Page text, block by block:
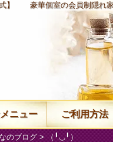
】 豪華個室の会員制隠れ
のブログ> （╹◡╹）
ニュー ご利用方法